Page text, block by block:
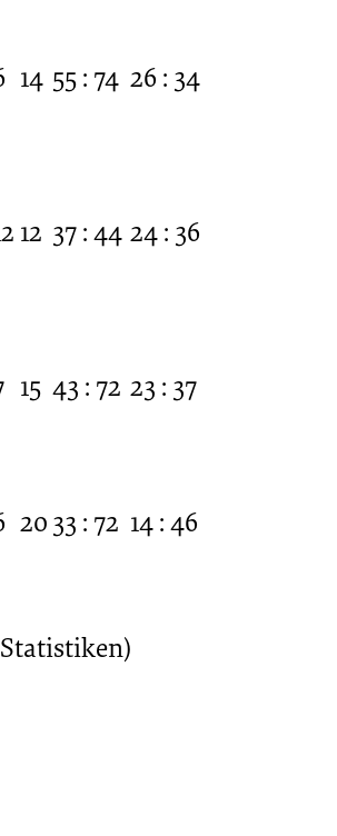
14 55 : 74 26 : 34
12 37 : 44 24 : 36
15 43 : 72 23 : 37
2033 : 72 14 : 46